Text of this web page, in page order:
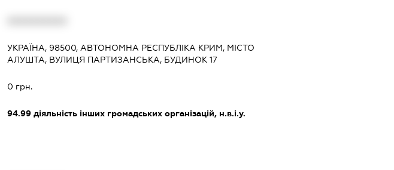
УКРАЇНА, 98500, АВТОНОМНА РЕСПУБЛІКА КРИМ, МІСТО
АЛУШТА, ВУЛИЦЯ ПАРТИЗАНСЬКА, БУДИНОК 17
0 грн.
94.99діяльність інших громадських організацій, н.в.і.у.